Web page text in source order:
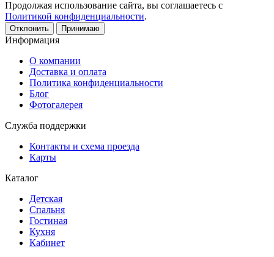
Продолжая использование сайта, вы соглашаетесь с
Политикой конфиденциальности.
Отклонить Принимаю
Информация
О компании
Доставка и оплата
Политика конфиденциальности
Блог
Фотогалерея
Служба поддержки
Контакты и схема проезда
Карты
Каталог
Детская
Спальня
Гостиная
Кухня
Кабинет